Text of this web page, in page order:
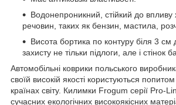
Водонепроникний, стійкий до впливу
речовин, таких як бензин, мастила,
Висота бортика по контуру біля 3 см
захисту не тільки підлоги, але і стінок
Автомобільні коврики польського
своїй високій якості користуються
країнах світу. Килимки Frogum серії Pro-
сучасних екологічних високоякісних